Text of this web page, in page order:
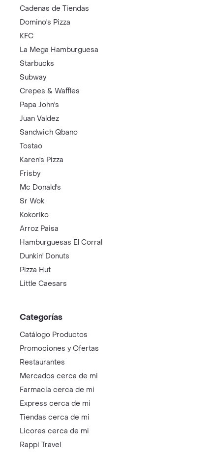
Cadenas de Tiendas
Domino's Pizza
KFC
La Mega Hamburguesa
Starbucks
Subway
Crepes & Waffles
Papa John's
Juan Valdez
Sandwich Qbano
Tostao
Karen's Pizza
Frisby
Mc Donald's
Sr Wok
Kokoriko
Arroz Paisa
Hamburguesas El Corral
Dunkin' Donuts
Pizza Hut
Little Caesars
Categorías
Catálogo Productos
Promociones y Ofertas
Restaurantes
Mercados cerca de mi
Farmacia cerca de mi
Express cerca de mi
Tiendas cerca de mi
Licores cerca de mi
Rappi Travel